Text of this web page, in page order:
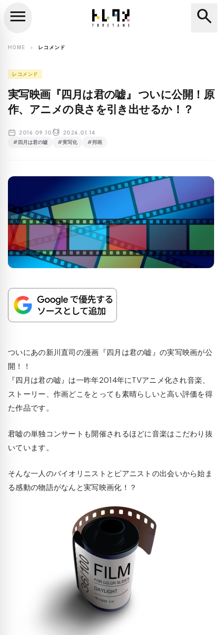
search
menu search
HOME chevron_right レコメンド
レコメンド
実写映画『四月は君の嘘』 ついに公開！原
作、アニメの良さを引き出せるか！？
2016.09.10 2026.01.14
#四月は君の嘘 #実写化 #邦画
ついにあの新川直司の漫画『四月は君の嘘』の実写映画が公
開！！
『四月は君の嘘』は一昨年2014年にTVアニメ化され音楽、
ストーリー、作画どこをとっても素晴らしいと高い評価を得
た作品です。
君嘘の単独コンサートも開催されるほどに音楽はこだわり抜
いています。
そんな一人のバイオリニストとピアニストの出会いから始ま
る感動の物語がなんと実写映画化！？